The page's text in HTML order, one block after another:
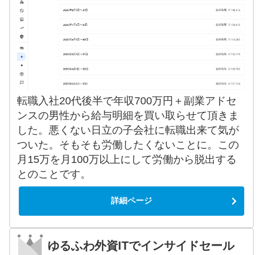
転職入社20代後半で年収700万円＋副業アドセ
ンスの男性から給与明細を買い取らせて頂きま
した。悪くない日立の子会社に転職出来て気が
ついた。そもそも労働したくないことに。この
月15万を月100万以上にして労働から脱出する
とのことです。
詳細ページ
ゆるふわ外資ITでインサイドセール